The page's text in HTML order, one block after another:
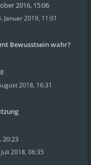
2016, 15:06
Januar 2019, 11:01
Bewusstsein wahr?
2018, 16:31
20:23
2018, 06:35